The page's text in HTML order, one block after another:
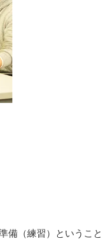
備（練習）というこ